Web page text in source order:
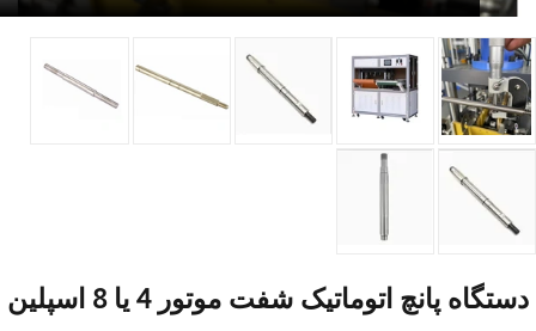
پانچ اتوماتیک شفت موتور 4 یا 8 اسپلین